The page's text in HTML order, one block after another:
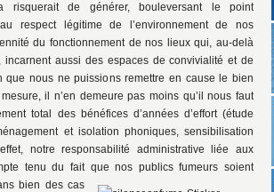
risquerait de générer, bouleversant le point
respect légitime de l’environnement de nos
du fonctionnement de nos lieux qui, au-delà
incarnent aussi des espaces de convivialité et de
que nous ne puissions remettre en cause le bien
il n’en demeure pas moins qu’il nous faut
total des bénéfices d’années d’effort (étude
et isolation phoniques, sensibilisation
notre responsabilité administrative liée aux
tenu du fait que nos publics fumeurs soient
bien des cas